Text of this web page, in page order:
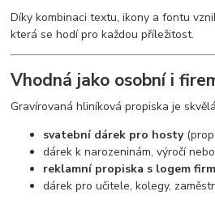
Díky kombinaci textu, ikony a fontu
která se hodí pro každou příležitost.
Vhodná jako osobní i
Gravírovaná hliníková propiska je
svatební dárek pro hosty
dárek k narozeninám, výročí
reklamní propiska s logem
dárek pro učitele, kolegy,